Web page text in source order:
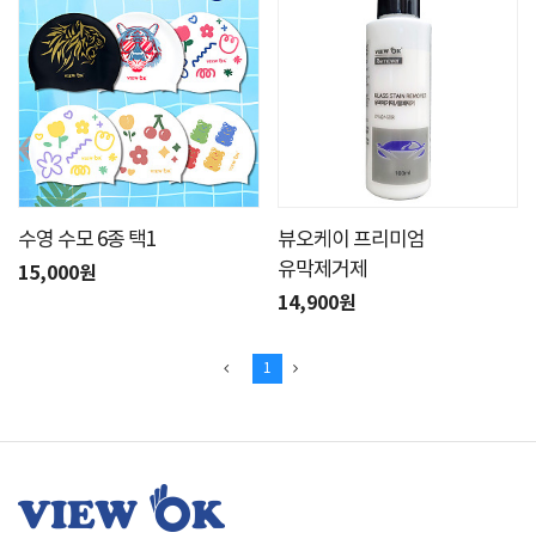
수영 수모 6종 택1
15,000원
뷰오케이 프리미엄
유막제거제
14,900원
1